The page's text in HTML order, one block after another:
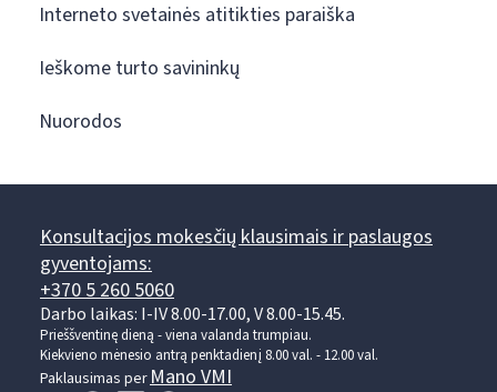
Interneto svetainės atitikties paraiška
Ieškome turto savininkų
Nuorodos
Konsultacijos mokesčių klausimais ir paslaugos
gyventojams:
+370 5 260 5060
Darbo laikas: I-IV 8.00-17.00, V 8.00-15.45.
Prieššventinę dieną - viena valanda trumpiau.
Kiekvieno mėnesio antrą penktadienį 8.00 val. - 12.00 val.
Paklausimas perMano VMI